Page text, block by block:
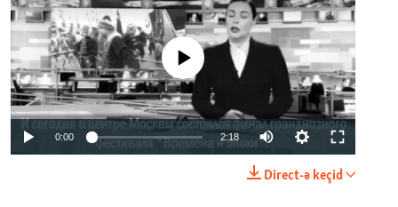
No media source currently available
0:00 2:18
Direct-ə keçid